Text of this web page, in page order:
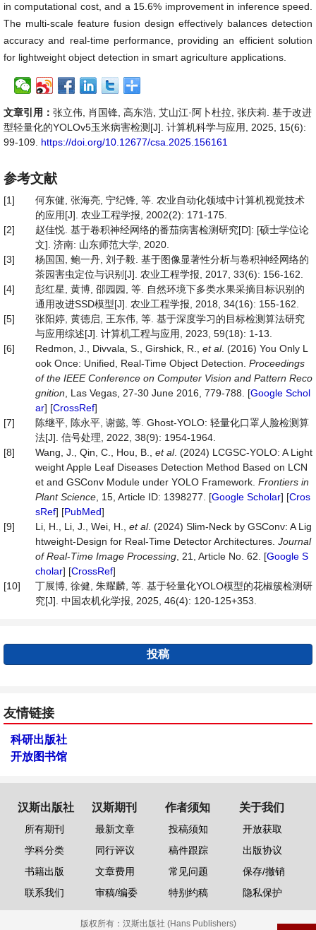
in computational cost, and a 15.6% improvement in inference speed.
The multi-scale feature fusion design effectively balances detection
accuracy and real-time performance, providing an efficient solution
for lightweight object detection in smart agriculture applications.
文章引用： 张立伟, 肖国锋, 高东浩, 艾山江·阿卜杜拉, 张庆莉. 基于改进
型轻量化的YOLOv5玉米病害检测[J]. 计算机科学与应用, 2025, 15(6):
99-109. https://doi.org/10.12677/csa.2025.156161
参考文献
[1]
何东健, 张海亮, 宁纪锋, 等. 农业自动化领域中计算机视觉技术
的应用[J]. 农业工程学报, 2002(2): 171-175.
[2]
赵佳悦. 基于卷积神经网络的番茄病害检测研究[D]: [硕士学位论
文]. 济南: 山东师范大学, 2020.
[3]
杨国国, 鲍一丹, 刘子毅. 基于图像显著性分析与卷积神经网络的
茶园害虫定位与识别[J]. 农业工程学报, 2017, 33(6): 156-162.
[4]
彭红星, 黄博, 邵园园, 等. 自然环境下多类水果采摘目标识别的
通用改进SSD模型[J]. 农业工程学报, 2018, 34(16): 155-162.
[5]
张阳婷, 黄德启, 王东伟, 等. 基于深度学习的目标检测算法研究
与应用综述[J]. 计算机工程与应用, 2023, 59(18): 1-13.
[6]
Redmon, J., Divvala, S., Girshick, R., et al. (2016) You Only L
ook Once: Unified, Real-Time Object Detection. Proceedings
of the IEEE Conference on Computer Vision and Pattern Reco
gnition , Las Vegas, 27-30 June 2016, 779-788. [Google Schol
ar] [CrossRef]
[7]
陈继平, 陈永平, 谢懿, 等. Ghost-YOLO: 轻量化口罩人脸检测算
法[J]. 信号处理, 2022, 38(9): 1954-1964.
[8]
Wang, J., Qin, C., Hou, B., et al. (2024) LCGSC-YOLO: A Light
weight Apple Leaf Diseases Detection Method Based on LCN
et and GSConv Module under YOLO Framework. Frontiers in
Plant Science , 15, Article ID: 1398277. [Google Scholar] [Cros
sRef] [PubMed]
[9]
Li, H., Li, J., Wei, H., et al. (2024) Slim-Neck by GSConv: A Lig
htweight-Design for Real-Time Detector Architectures. Journal
of Real-Time Image Processing , 21, Article No. 62. [Google S
cholar] [CrossRef]
[10]
丁展博, 徐健, 朱耀麟, 等. 基于轻量化YOLO模型的花椒簇检测研
究[J]. 中国农机化学报, 2025, 46(4): 120-125+353.
投稿
友情链接
科研出版社
开放图书馆
汉斯出版社
所有期刊
学科分类
书籍出版
联系我们
汉斯期刊
最新文章
同行评议
文章费用
审稿/编委
作者须知
投稿须知
稿件跟踪
常见问题
特别约稿
关于我们
开放获取
出版协议
保存/撤销
隐私保护
版权所有： 汉斯出版社 (Hans Publishers)